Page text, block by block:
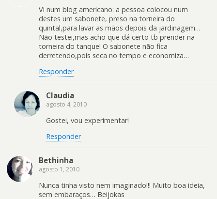
Vi num blog americano: a pessoa colocou num
destes um sabonete, preso na torneira do
quintal,para lavar as mãos depois da jardinagem…
Não testei,mas acho que dá certo tb prender na
torneira do tanque! O sabonete não fica
derretendo,pois seca no tempo e economiza…
Responder
Claudia
agosto 4, 2010
Gostei, vou experimentar!
Responder
Bethinha
agosto 1, 2010
Nunca tinha visto nem imaginado!!! Muito boa ideia,
sem embaraços… Beijokas